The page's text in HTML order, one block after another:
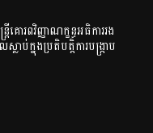
គោរពវិញ្ញាណក្ខន្ធអធិការរង
ាប់ក្នុងប្រតិបត្តិការបង្ក្រាប